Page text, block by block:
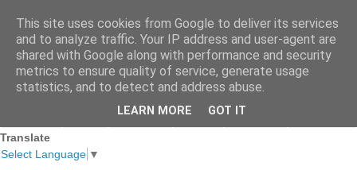
Premios
Links de
Contacto
Translate
Select Language ▼
This site uses cookies from Google to deliver its services
and to analyze traffic. Your IP address and user-agent are
shared with Google along with performance and security
metrics to ensure quality of service, generate usage
statistics, and to detect and address abuse.
LEARN MORE GOT IT